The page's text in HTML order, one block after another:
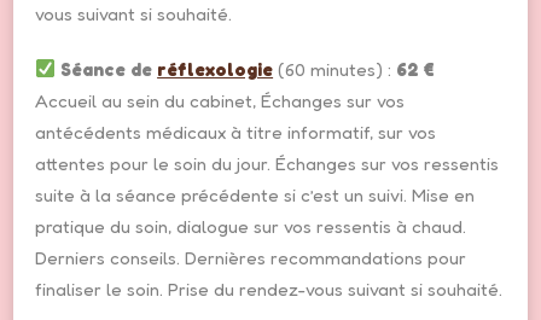
vous suivant si souhaité.
Séance de réflexologie (60 minutes) : 62 €
Accueil au sein du cabinet, Échanges sur vos
antécédents médicaux à titre informatif, sur vos
attentes pour le soin du jour. Échanges sur vos ressentis
suite à la séance précédente si c’est un suivi. Mise en
pratique du soin, dialogue sur vos ressentis à chaud.
Derniers conseils. Dernières recommandations pour
finaliser le soin. Prise du rendez-vous suivant si souhaité.